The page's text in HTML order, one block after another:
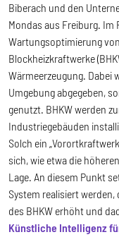
Biberach und den
Mondas aus Freiburg.
Wartungsoptimierung
Blockheizkraftwerke
Wärmeerzeugung. Dabei
Umgebung abgegeben,
genutzt. BHKW werden
Industriegebäuden
Solch ein
sich, wie etwa die
Lage. An diesem Punkt
System realisiert
des BHKW erhöht und
Künstliche Intelligenz